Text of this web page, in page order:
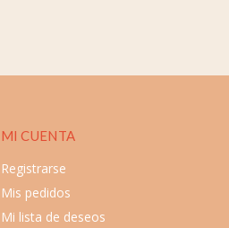
MI CUENTA
Registrarse
Mis pedidos
Mi lista de deseos